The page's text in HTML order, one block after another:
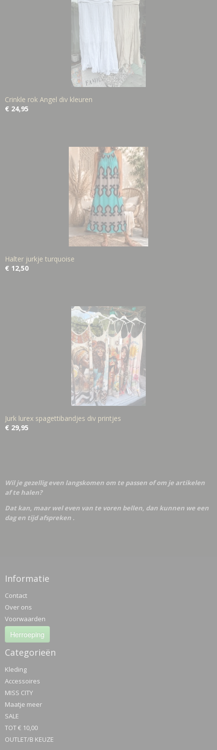
Crinkle rok Angel div kleuren
€ 24,95
Halter jurkje turquoise
€ 12,50
Jurk lurex spagettibandjes div printjes
€ 29,95
Wil je gezellig even langskomen om te passen of om je artikelen
af te halen?
Dat kan, maar wel even van te voren bellen, dan kunnen we een
dag en tijd afspreken .
Informatie
Contact
Over ons
Voorwaarden
Herroeping
Categorieën
Kleding
Accessoires
MISS CITY
Maatje meer
SALE
TOT € 10,00
OUTLET/B KEUZE